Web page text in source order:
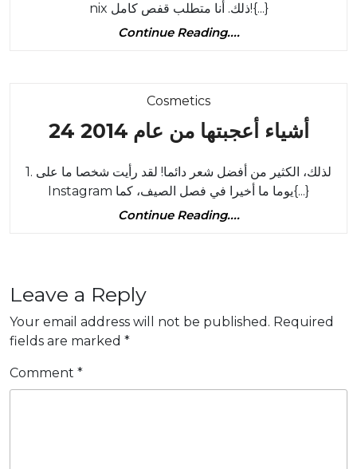
nix ذلك. أنا متطلب قفص كامل!{...}
Continue Reading....Continue
CosmeticsCategory
24 أشياء أعجبتها من عام 2014 24
1. لذلك، الكثير من أفضل شعر دائما! لقد رأيت شخصا ما على
Instagram يوما ما أخيرا في فصل الصيف، كما{...}
Continue Reading....Continue
Leave a Reply
Your email address will not be published. Required
fields are marked *
Comment *